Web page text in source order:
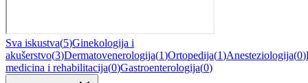
Sva iskustva(5)Ginekologija i
akušerstvo(3)Dermatovenerologija(1)Ortopedija(1)Anesteziologija(0)
medicina i rehabilitacija(0)Gastroenterologija(0)